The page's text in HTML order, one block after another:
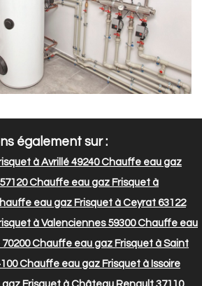
également sur :
à Avrillé 49240Chauffe eau gaz
Chauffe eau gaz Frisquet à
eau gaz Frisquet à Ceyrat 63122
à Valenciennes 59300Chauffe eau
Chauffe eau gaz Frisquet à Saint
Chauffe eau gaz Frisquet à Issoire